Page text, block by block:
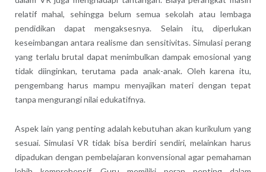
relatif mahal, sehingga belum semua sekolah atau lembaga
pendidikan dapat mengaksesnya. Selain itu, diperlukan
keseimbangan antara realisme dan sensitivitas. Simulasi perang
yang terlalu brutal dapat menimbulkan dampak emosional yang
tidak diinginkan, terutama pada anak-anak. Oleh karena itu,
pengembang harus mampu menyajikan materi dengan tepat
tanpa mengurangi nilai edukatifnya.
Aspek lain yang penting adalah kebutuhan akan kurikulum yang
sesuai. Simulasi VR tidak bisa berdiri sendiri, melainkan harus
dipadukan dengan pembelajaran konvensional agar pemahaman